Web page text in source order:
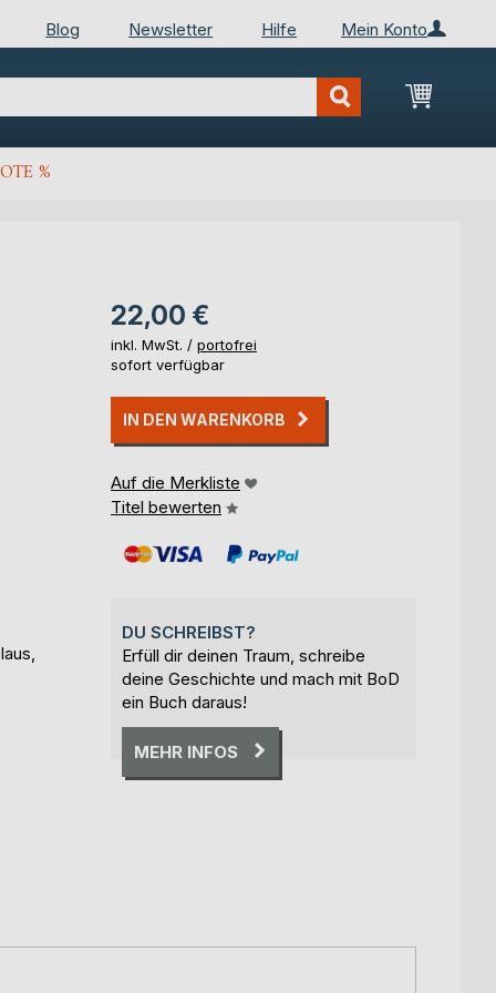
Mein Konto
Blog Newsletter Hilfe
Mein
%
22,00 €
inkl. MwSt. / portofrei
sofort verfügbar
IN DEN WARENKORB
Auf die Merkliste
Titel bewerten
DU SCHREIBST?
Erfüll dir deinen Traum, schreibe
deine Geschichte und mach mit BoD
ein Buch daraus!
MEHR INFOS